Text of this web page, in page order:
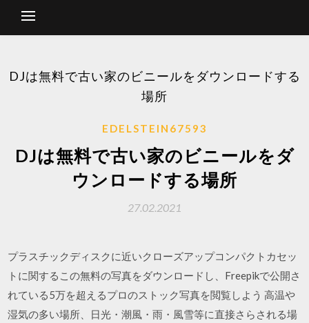
DJは無料で古い家のビニールをダウンロードする
場所
EDELSTEIN67593
DJは無料で古い家のビニールをダ
ウンロードする場所
27.02.2021
プラスチックディスクに近いクローズアップコンパクトカセッ
トに関するこの無料の写真をダウンロードし、Freepikで公開さ
れている5万を超えるプロのストック写真を閲覧しよう 高温や
湿気の多い場所、日光・潮風・雨・風雪等に直接さらされる場